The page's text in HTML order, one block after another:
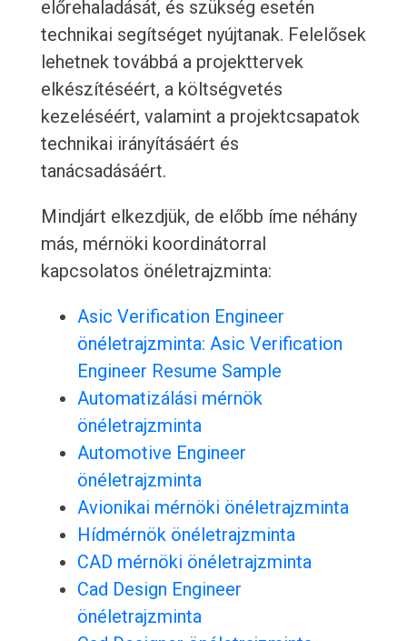
előrehaladását, és szükség esetén
technikai segítséget nyújtanak. Felelősek
lehetnek továbbá a projekttervek
elkészítéséért, a költségvetés
kezeléséért, valamint a projektcsapatok
technikai irányításáért és
tanácsadásáért.
Mindjárt elkezdjük, de előbb íme néhány
más, mérnöki koordinátorral
kapcsolatos önéletrajzminta:
Asic Verification Engineer
önéletrajzminta: Asic Verification
Engineer Resume Sample
Automatizálási mérnök
önéletrajzminta
Automotive Engineer
önéletrajzminta
Avionikai mérnöki önéletrajzminta
Hídmérnök önéletrajzminta
CAD mérnöki önéletrajzminta
Cad Design Engineer
önéletrajzminta